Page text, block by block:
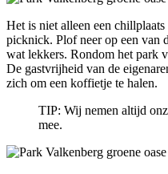
Het is niet alleen een
picknick. Plof neer op een van
wat lekkers. Rondom het park
De gastvrijheid van de
zich om een koffietje te halen.
TIP: Wij nemen altijd
mee.